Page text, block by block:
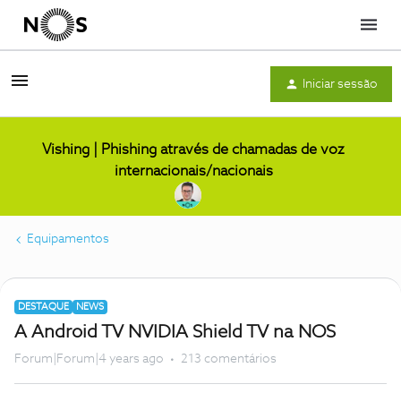
Menu
Iniciar sessão
Vishing | Phishing através de chamadas de voz
internacionais/nacionais
Equipamentos
DESTAQUE NEWS
A Android TV NVIDIA Shield TV na NOS
Forum|Forum|4 years ago 213 comentários